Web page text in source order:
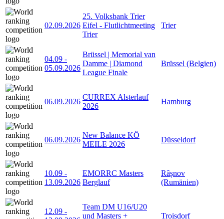
02.09.2026
25. Volksbank Trier
Eifel - Flutlichtmeeting
Trier
Trier
04.09 -
05.09.2026
Brüssel | Memorial van
Damme | Diamond
League Finale
Brüssel (Belgien)
06.09.2026
CURREX Alsterlauf
2026
Hamburg
06.09.2026
New Balance KÖ
MEILE 2026
Düsseldorf
10.09 -
13.09.2026
EMORRC Masters
Berglauf
Râșnov
(Rumänien)
12.09 -
Team DM U16/U20
und Masters +
Troisdorf